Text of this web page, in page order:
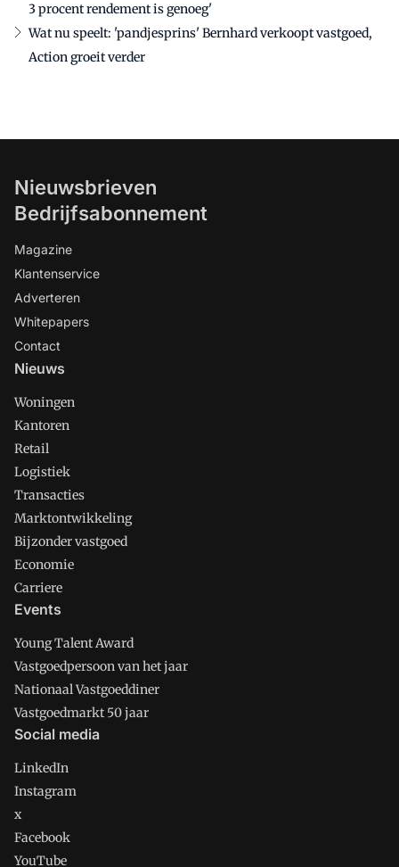
3 procent rendement is genoeg'
Wat nu speelt: 'pandjesprins' Bernhard verkoopt vastgoed,
Action groeit verder
Nieuwsbrieven
Bedrijfsabonnement
Magazine
Klantenservice
Adverteren
Whitepapers
Contact
Nieuws
Woningen
Kantoren
Retail
Logistiek
Transacties
Marktontwikkeling
Bijzonder vastgoed
Economie
Carriere
Events
Young Talent Award
Vastgoedpersoon van het jaar
Nationaal Vastgoeddiner
Vastgoedmarkt 50 jaar
Social media
LinkedIn
Instagram
x
Facebook
YouTube